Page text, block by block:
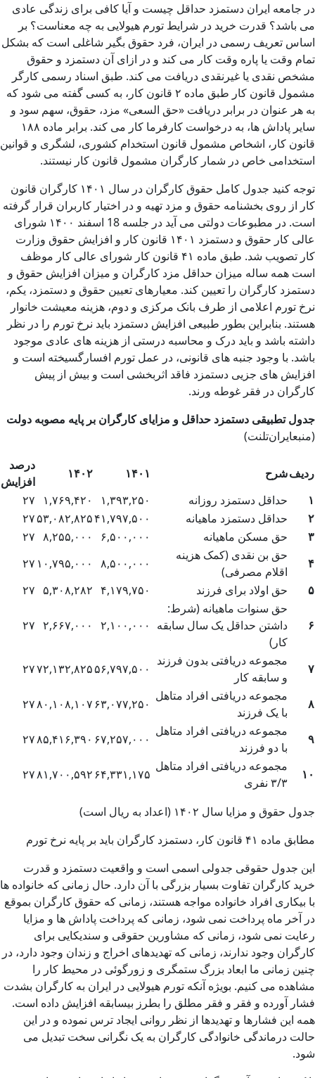
در جامعه ایران دستمزد حداقل چیست و آیا کافی برای زندگی عادی
می باشد؟ قدرت خرید در شرایط تورم هیولایی به چه معناست؟ بر
اساس تعریف رسمی در ایران، فرد حقوق بگیر شاغلی است که بشکل
تمام وقت یا پاره وقت کار می کند و در ازای آن دستمزد و حقوق
مشخص نقدی یا غیرنقدی دریافت می کند. طبق اسناد رسمی کارگر
مشمول قانون کار طبق ماده ۲ قانون کار، به کسی گفته می شود که
به هر عنوان در برابر دریافت «حق السعی» مزد، حقوق، سهم سود و
سایر پاداش ها، به درخواست کارفرما کار می کند. برابر ماده ۱۸۸
قانون کار، اشخاص مشمول قانون استخدام کشوری، لشگری و قوانین
استخدامی خاص در شمار کارگران مشمول قانون کار نیستند.
توجه کنید جدول کامل حقوق کارگران در سال ۱۴۰۱ کارگران قانون
کار از روی بخشنامه حقوق و مزد تهیه و در اختیار کاربران قرار گرفته
است. در مطبوعات دولتی می آید در جلسه 18 اسفند ۱۴۰۰ شورای
عالی کار حقوق و دستمزد ۱۴۰۱ قانون کار و افزایش حقوق وزارت
کار تصویب شد. طبق ماده ۴۱ قانون کار شورای عالی کار موظف
است همه ساله میزان حداقل مزد کارگران و میزان افزایش حقوق و
دستمزد کارگران را تعیین کند. معیارهای تعیین حقوق و دستمزد، یکم،
نرخ تورم اعلامی از طرف بانک مرکزی و دوم، هزینه معیشت خانوار
هستند. بنابراین بطور طبیعی افزایش دستمزد باید نرخ تورم را در نظر
داشته باشد و باید درک و محاسبه درستی از هزینه های عادی موجود
باشد. با وجود جنبه های قانونی، در عمل تورم افسارگسیخته است و
افزایش های جزیی دستمزد فاقد اثربخشی است و بیش از پیش
کارگران در فقر غوطه ورند.
جدول تطبیقی دستمزد حداقل و مزایای کارگران بر پایه مصوبه دولت
(منبعایران‌تلنت)
ردیفشرح ۱۴۰۱ ۱۴۰۲
درصد
افزایش
۱
حداقل دستمزد روزانه ۱,۳۹۳,۲۵۰ ۱,۷۶۹,۴۲۰
۲۷
۲
حداقل دستمزد ماهیانه ۴۱,۷۹۷,۵۰۰۵۳,۰۸۲,۸۲۵۲۷
۳
حق مسکن ماهیانه ۶,۵۰۰,۰۰۰ ۸,۲۵۵,۰۰۰ ۲۷
۴
حق بن نقدی (کمک هزینه
اقلام مصرفی)
۸,۵۰۰,۰۰۰ ۱۰,۷۹۵,۰۰۰ ۲۷
۵
حق اولاد برای فرزند ۴,۱۷۹,۷۵۰ ۵,۳۰۸,۲۸۲ ۲۷
۶
حق سنوات ماهیانه (شرط:
داشتن حداقل یک سال سابقه
کار)
۲,۱۰۰,۰۰۰ ۲,۶۶۷,۰۰۰ ۲۷
۷
مجموعه دریافتی بدون فرزند
و سابقه کار
۵۶,۷۹۷,۵۰۰۷۲,۱۳۲,۸۲۵۲۷
۸
مجموعه دریافتی افراد متاهل
با یک فرزند
۶۳,۰۷۷,۲۵۰۸۰,۱۰۸,۱۰۷۲۷
۹
مجموعه دریافتی افراد متاهل
با دو فرزند
۶۷,۲۵۷,۰۰۰ ۸۵,۴۱۶,۳۹۰۲۷
۱۰
مجموعه دریافتی افراد متاهل
۳/۳ نفری
۶۴,۳۳۱,۱۷۵۸۱,۷۰۰,۵۹۲۲۷
جدول حقوق و مزایا سال ۱۴۰۲ (اعداد به ریال است)
مطابق ماده ۴١ قانون کار، دستمزد کارگران باید بر پایه نرخ تورم
این جدول حقوقی جدولی اسمی است و واقعیت دستمزد و قدرت
خرید کارگران تفاوت بسیار بزرگی با آن دارد. حال زمانی که خانواده ها
با بیکاری افراد خانواده مواجه هستند، زمانی که حقوق کارگران بموقع
در آخر ماه پرداخت نمی شود، زمانی که پرداخت پاداش ها و مزایا
رعایت نمی شود، زمانی که مشاورین حقوقی و سندیکایی برای
کارگران وجود ندارند، زمانی که تهدیدهای اخراج و زندان وجود دارد، در
چنین زمانی ما ابعاد بزرگ ستمگری و زورگوئی در محیط کار را
مشاهده می کنیم. بویژه آنکه تورم هیولایی در ایران به کارگران بشدت
فشار آورده و فقر و فقر مطلق را بطرز بیسابقه افزایش داده است.
همه این فشارها و تهدیدها از نظر روانی ایجاد ترس نموده و در این
حالت درماندگی خانوادگی کارگران به یک نگرانی سخت تبدیل می
شود.